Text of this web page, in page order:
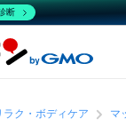
ラク・ボディケア マ
断